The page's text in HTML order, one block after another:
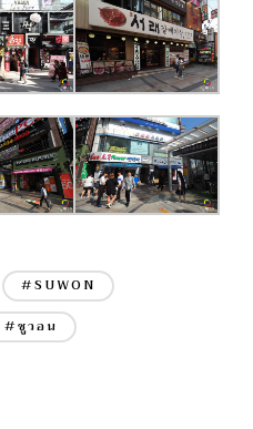
#SUWON
#ซูวอน